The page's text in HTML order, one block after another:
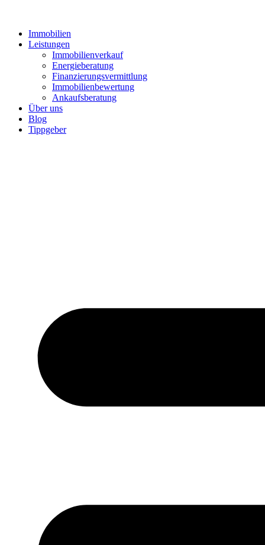
Immobilien
Leistungen
Immobilienverkauf
Energieberatung
Finanzierungsvermittlung
Immobilienbewertung
Ankaufsberatung
Über uns
Blog
Tippgeber